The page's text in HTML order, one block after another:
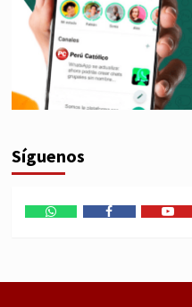
Síguenos